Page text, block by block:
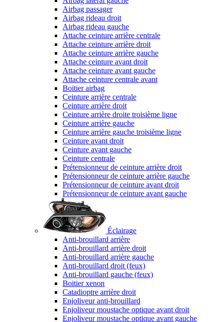
Airbag passager
Airbag rideau droit
Airbag rideau gauche
Attache ceinture arrière centrale
Attache ceinture arrière droit
Attache ceinture arrière gauche
Attache ceinture avant droit
Attache ceinture avant gauche
Attache ceinture centrale avant
Boitier airbag
Ceinture arrière centrale
Ceinture arrière droit
Ceinture arrière droite troisième ligne
Ceinture arrière gauche
Ceinture arrière gauche troisième ligne
Ceinture avant droit
Ceinture avant gauche
Ceinture centrale
Prétensionneur de ceinture arrière droit
Prétensionneur de ceinture arrière gauche
Prétensionneur de ceinture avant droit
Prétensionneur de ceinture avant gauche
Éclairage
Anti-brouillard arrière
Anti-brouillard arrière droit
Anti-brouillard arrière gauche
Anti-brouillard droit (feux)
Anti-brouillard gauche (feux)
Boitier xenon
Catadioptre arrière droit
Enjoliveur anti-brouillard
Enjoliveur moustache optique avant droit
Enjoliveur moustache optique avant gauche